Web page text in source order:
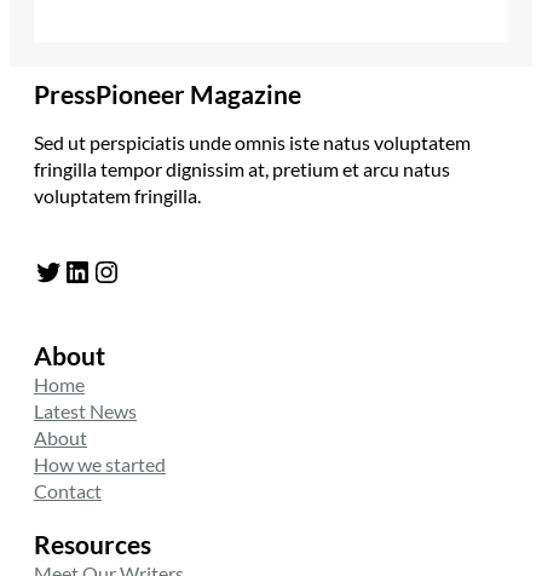
PressPioneer Magazine
Sed ut perspiciatis unde omnis iste natus voluptatem
fringilla tempor dignissim at, pretium et arcu natus
voluptatem fringilla.
Twitter LinkedIn Instagram
About
Home
Latest News
About
How we started
Contact
Resources